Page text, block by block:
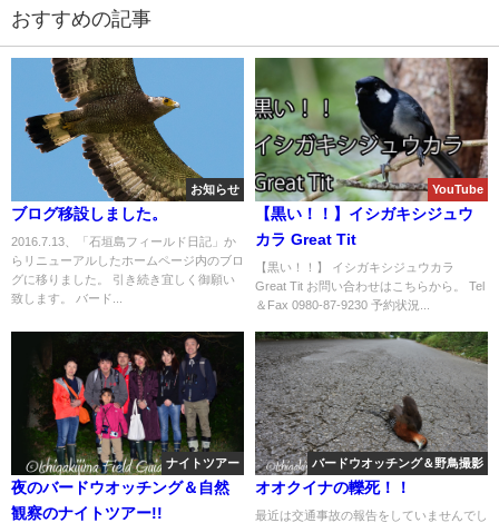
おすすめの記事
お知らせ
ブログ移設しました。
2016.7.13、「石垣島フィールド日記」か
らリニューアルしたホームページ内のブロ
グに移りました。 引き続き宜しく御願い
致します。 バード...
YouTube
【黒い！！】イシガキシジュウ
カラ Great Tit
【黒い！！】 イシガキシジュウカラ
Great Tit お問い合わせはこちらから。 Tel
＆Fax 0980-87-9230 予約状況...
ナイトツアー
夜のバードウオッチング＆自然
観察のナイトツアー!!
バードウオッチング＆野鳥撮影
オオクイナの轢死！！
最近は交通事故の報告をしていませんでし